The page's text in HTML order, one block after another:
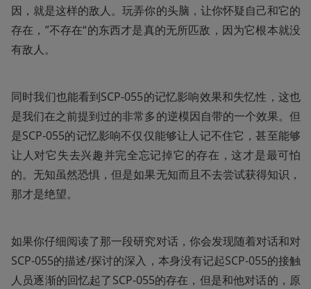
因，就是这样的敌人。玩弄你的头脑，让你怀疑自己和它的
存在，”不存在“的东西才是真的无所匹敌，因为它根本就没
有敌人。
同时我们也能看到SCP-055的记忆影响效果和失忆性，这也
是我们在之前提到过的非常多的逆模因自带的一个效果。但
是SCP-055的记忆影响不仅仅能够让人记不住它，甚至能够
让人对它失去兴趣并完全忘记掉它的存在，这才是最可怕
的。无知虽然恐惧，但是如果无知而且不去尝试获得知识，
那才是绝望。
如果你仔细阅读了那一段研究对话，你会发现随着对话和对
SCP-055的描述/探讨的深入，本身没有记起SCP-055的接触
人员逐渐的回忆起了SCP-055的存在，但是和他对话的，原